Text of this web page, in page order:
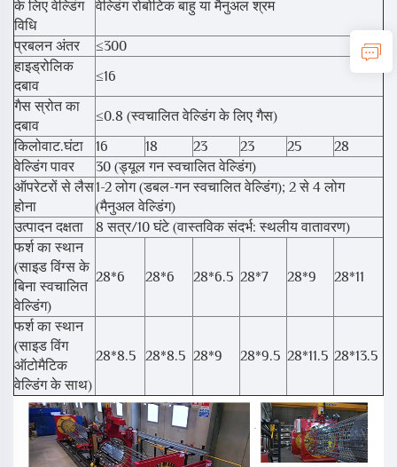
के लिए वेल्डिंग
विधि
वेल्डिंग रोबोटिक बाहु या मैनुअल श्रम
प्रबलन अंतर
≤300
हाइड्रोलिक
दबाव
≤16
गैस स्रोत का
दबाव
≤0.8 (स्वचालित वेल्डिंग के लिए गैस)
किलोवाट.घंटा
16 18 23 23 25
28
वेल्डिंग पावर
30 (ड्यूल गन स्वचालित वेल्डिंग)
ऑपरेटरों से लैस
होना
1-2 लोग (डबल-गन स्वचालित वेल्डिंग); 2 से 4 लोग
(मैनुअल वेल्डिंग)
उत्पादन दक्षता
8 सत्र/10 घंटे (वास्तविक संदर्भ: स्थलीय वातावरण)
फर्श का स्थान
(साइड विंग्स के
बिना स्वचालित
वेल्डिंग)
28*6 28*6 28*6.5 28*7 28*9 28*11
फर्श का स्थान
(साइड विंग
ऑटोमैटिक
वेल्डिंग के साथ)
28*8.5 28*8.5 28*9 28*9.5 28*11.5 28*13.5